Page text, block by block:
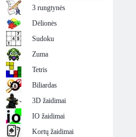
3 rungtynės
Dėlionės
Sudoku
Zuma
Tetris
Biliardas
3D žaidimai
IO žaidimai
Kortų žaidimai